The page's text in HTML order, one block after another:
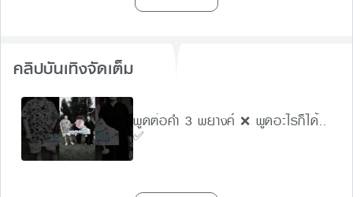
คลิปบันเทิงจัดเต็ม
พูดต่อคำ 3 พยางค์ ❌ พูดอะไรก็ได้..
✅